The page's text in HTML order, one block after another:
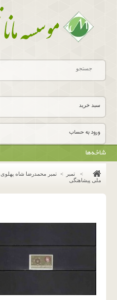
ورود به حساب
سبد خرید
شاخه‌ها
> تمبر > تمبر محمدرضا شاه پهلوی
ملی پیشاهنگی